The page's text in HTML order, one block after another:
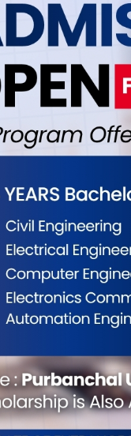
तपाईलाई